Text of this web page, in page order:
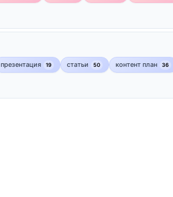
презентация 19 статьи 50 контент план 36